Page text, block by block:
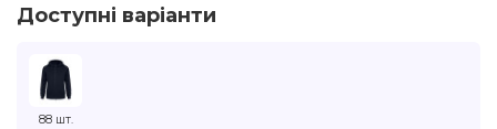
Доступні варіанти
88 шт.